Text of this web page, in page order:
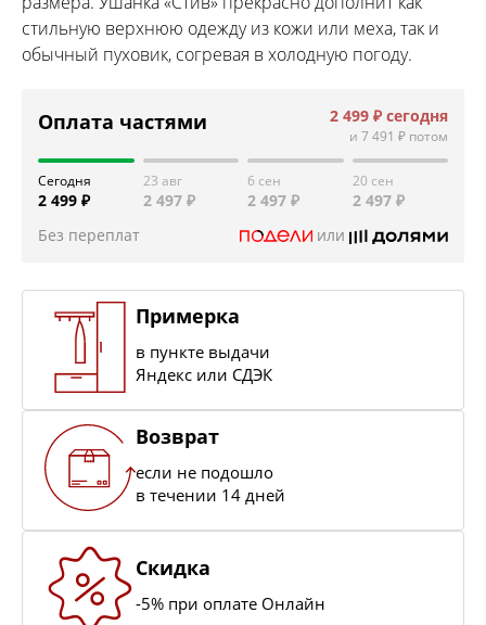
стильную верхнюю одежду из кожи или меха, так и
обычный пуховик, согревая в холодную погоду.
Оплата частями 2 499 ₽ сегодня
и 7 491 ₽ потом
Сегодня
2 499 ₽
23 авг
2 497 ₽
6 сен
2 497 ₽
20 сен
2 497 ₽
Без переплат
или
Примерка
в пункте выдачи
Яндекс или СДЭК
Возврат
если не подошло
в течении 14 дней
Скидка
-5% при оплате Онлайн